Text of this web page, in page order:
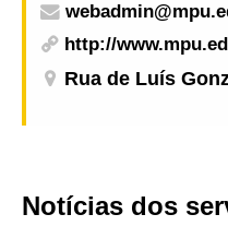
http://
Rua de Luís
Notícias dos